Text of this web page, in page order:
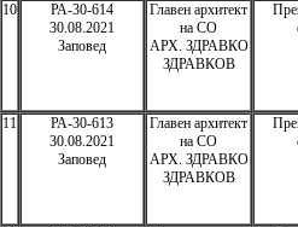
10
РА-30-614
30.08.2021
Заповед
Главен архитект
на СО
АРХ. ЗДРАВКО
ЗДРАВКОВ
11
РА-30-613
30.08.2021
Заповед
Главен архитект
на СО
АРХ. ЗДРАВКО
ЗДРАВКОВ